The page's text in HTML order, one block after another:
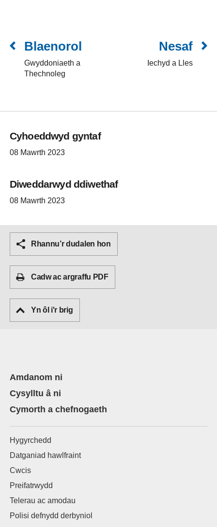
Blaenorol
Gwyddoniaeth a
Thechnoleg
Nesaf
Iechyd a Lles
Cyhoeddwyd gyntaf
08 Mawrth 2023
Diweddarwyd ddiwethaf
08 Mawrth 2023
Rhannu’r dudalen hon
Cadw ac argraffu PDF
Yn ôl i'r brig
Amdanom ni
Cysylltu â ni
Cymorth a chefnogaeth
Hygyrchedd
Datganiad hawlfraint
Cwcis
Preifatrwydd
Telerau ac amodau
Polisi defnydd derbyniol